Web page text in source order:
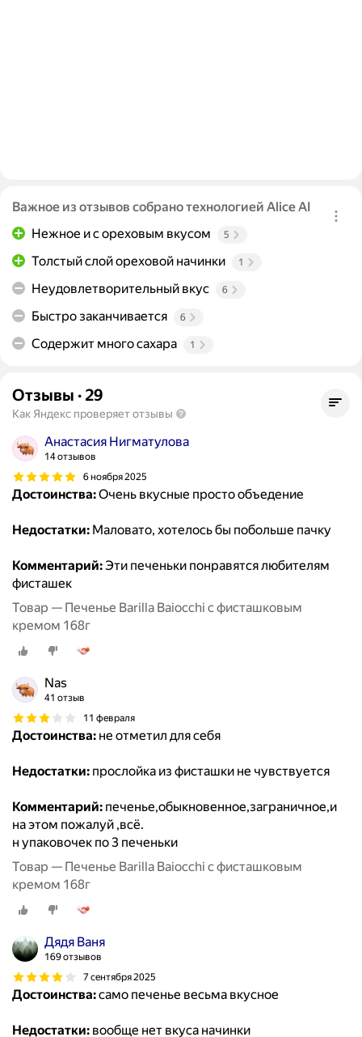
Важное из отзывов собрано технологией Alice AI
Нежное и с ореховым вкусом
5
Толстый слой ореховой начинки 1
Неудовлетворительный вкус 6
Быстро заканчивается 6
Содержит много сахара 1
Отзывы · 29
Как Яндекс проверяет отзывы
Анастасия Нигматулова
14 отзывов
6 ноября 2025
Достоинства:Очень вкусные просто объедение
Недостатки: Маловато, хотелось бы побольше пачку
Комментарий:Эти печеньки понравятся любителям
фисташек
Товар — Печенье Barilla Baiocchi с фисташковым
кремом 168г
Nas
41 отзыв
11 февраля
Достоинства: не отметил для себя
Недостатки: прослойка из фисташки не чувствуется
Комментарий: печенье,обыкновенное,заграничное,и
на этом пожалуй ,всё.
н упаковочек по 3 печеньки
Товар — Печенье Barilla Baiocchi с фисташковым
кремом 168г
Дядя Ваня
169 отзывов
7 сентября 2025
Достоинства:само печенье весьма вкусное
Недостатки: вообще нет вкуса начинки